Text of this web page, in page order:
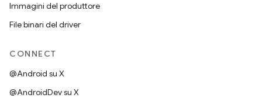
Immagini del produttore
File binari del driver
CONNECT
@Android su X
@AndroidDev su X